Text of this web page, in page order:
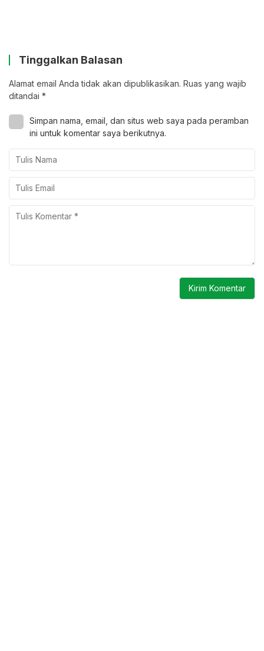
Tinggalkan Balasan
Alamat email Anda tidak akan dipublikasikan. Ruas yang wajib
ditandai *
Simpan nama, email, dan situs web saya pada peramban
ini untuk komentar saya berikutnya.